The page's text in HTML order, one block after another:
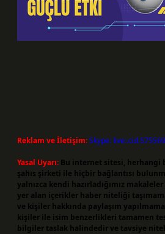
Reklam ve İletişim:Skype:
Yasal Uyarı: Bu internet sitesi, herhangi
şahıs şirketi ile hiçbir bağlantısı
yalnızca kendi hazırladığımız
yer alan içerikler haber niteliği
ve kişiler hakkında paylaşım
kişiler ile isim benzerlikleri tamamen
bilgiler taslak halindedir ve tavsiye